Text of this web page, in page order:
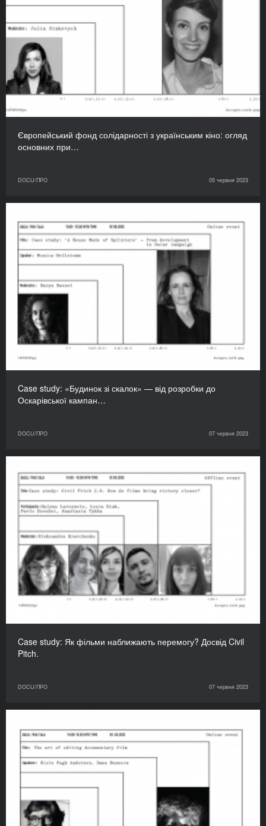
Європейський фонд солідарності з українським кіно: огляд
основних при…
DOCU/ПРО 05 червня 2023
Case study: «Будинок зі скалок» — від розробки до
Оскарівської кампан…
DOCU/ПРО 07 червня 2023
Case study: Як фільми наближають перемогу? Досвід Civil
Pitch.
DOCU/ПРО 07 червня 2023